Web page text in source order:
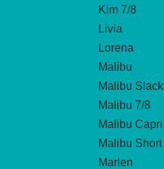
Kim 7/8
Livia
Lorena
Malibu
Malibu Slack
Malibu 7/8
Malibu Capri
Malibu Short
Marlen